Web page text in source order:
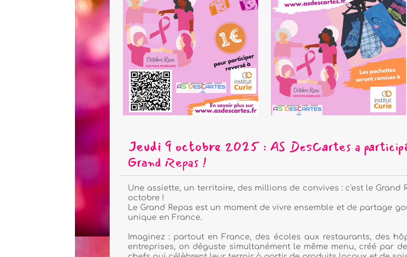
Jeudi 9 octobre 2025: AS DesCartes a participé au
Grand Repas !
Une assiette, un territoire, des millions de convives : c'est le Grand Repas du 9
Le Grand Repas est un moment de vivre ensemble et de partage gourmand et
unique en France.
Imaginez : partout en France, des écoles aux restaurants, des hôpitaux aux
entreprises, on déguste simultanément le même menu, créé par des duos de